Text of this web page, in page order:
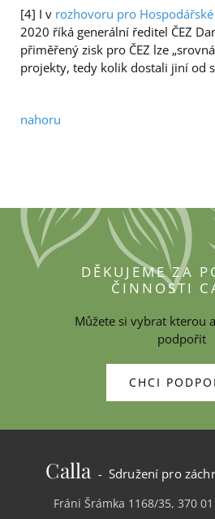
[4] I v rozhovoru pro
2020 říká generální ředitel ČEZ
přiměřený zisk pro ČEZ lze
projekty, tedy kolik dostali jiní od
nahoru
DĚKUJEME ZA
ČINNOSTI
Můžete si vybrat kterou
podpořit
CHCI
Calla - Sdružení pro
Fráni Šrámka 1168/35, 370